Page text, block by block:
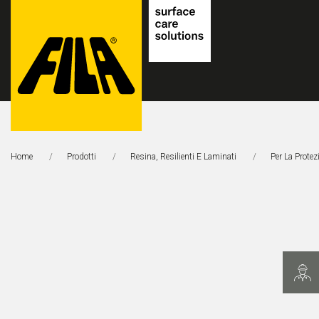
Solutions
Home Prodotti Resina, Resilienti E Laminati Per La